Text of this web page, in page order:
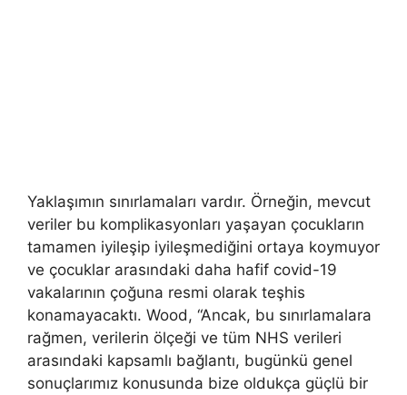
Yaklaşımın sınırlamaları vardır. Örneğin, mevcut
veriler bu komplikasyonları yaşayan çocukların
tamamen iyileşip iyileşmediğini ortaya koymuyor
ve çocuklar arasındaki daha hafif covid-19
vakalarının çoğuna resmi olarak teşhis
konamayacaktı. Wood, “Ancak, bu sınırlamalara
rağmen, verilerin ölçeği ve tüm NHS verileri
arasındaki kapsamlı bağlantı, bugünkü genel
sonuçlarımız konusunda bize oldukça güçlü bir